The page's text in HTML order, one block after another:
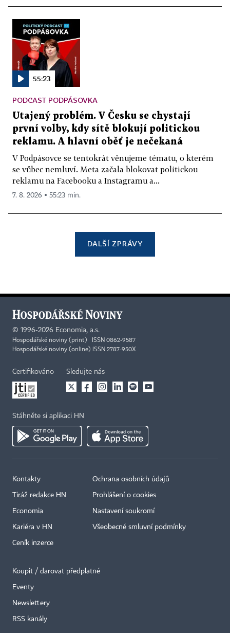
55:23
PODCAST PODPÁSOVKA
Utajený problém. V Česku se chystají
první volby, kdy sítě blokují politickou
reklamu. A hlavní oběť je nečekaná
V Podpásovce se tentokrát věnujeme tématu, o kterém
se vůbec nemluví. Meta začala blokovat politickou
reklamu na Facebooku a Instagramu a...
7. 8. 2026 ▪ 55:23 min.
DALŠÍ ZPRÁVY
© 1996-2026 Economia, a.s.
Hospodářské noviny (print) ISSN 0862-9587
Hospodářské noviny (online) ISSN 2787-950X
Certifikováno Sledujte nás
Stáhněte si aplikaci HN
Kontakty
Tiráž redakce HN
Economia
Kariéra v HN
Ceník inzerce
Ochrana osobních údajů
Prohlášení o cookies
Nastavení soukromí
Všeobecné smluvní podmínky
Koupit / darovat předplatné
Eventy
Newslettery
RSS kanály